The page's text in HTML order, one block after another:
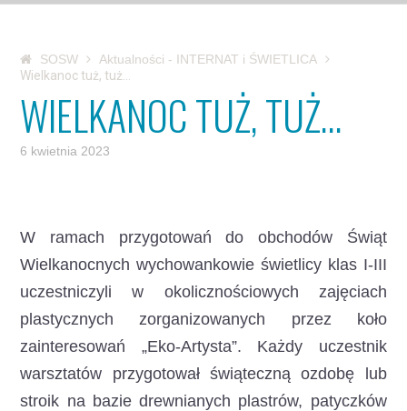
SOSW
Aktualności - INTERNAT i ŚWIETLICA
Wielkanoc tuż, tuż…
WIELKANOC TUŻ, TUŻ…
6 kwietnia 2023
W ramach przygotowań do obchodów Świąt
Wielkanocnych wychowankowie świetlicy klas I-III
uczestniczyli w okolicznościowych zajęciach
plastycznych zorganizowanych przez koło
zainteresowań „Eko-Artysta”. Każdy uczestnik
warsztatów przygotował świąteczną ozdobę lub
stroik na bazie drewnianych plastrów, patyczków